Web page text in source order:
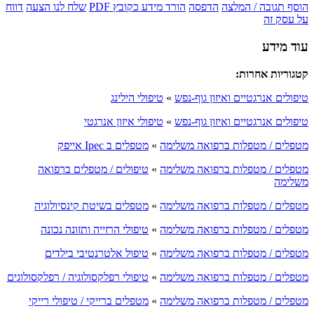
הוסף תגובה / המלצה הדפסה הורד מידע כקובץ PDF שלח לנו הצעה דווח
על עסק זה
עוד מידע
קטגוריות אחרות:
טיפולים אנרגטיים ואיזון גוף-נפש » טיפולי הילינג
טיפולים אנרגטיים ואיזון גוף-נפש » טיפולי איזון אנרגטי
מטפלים / מטפלות ברפואה משלימה » מטפלים ב Ipec אייפק
מטפלים / מטפלות ברפואה משלימה » טיפולים / מטפלים ברפואה
משלימה
מטפלים / מטפלות ברפואה משלימה » מטפלים בשיטת קינסיולוגיה
מטפלים / מטפלות ברפואה משלימה » טיפולי הרזייה ותזונה נכונה
מטפלים / מטפלות ברפואה משלימה » טיפול אלטרנטיבי בילדים
מטפלים / מטפלות ברפואה משלימה » טיפולי רפלקסולוגיה / רפלקסולוגים
מטפלים / מטפלות ברפואה משלימה » מטפלים ברייקי / טיפולי רייקי